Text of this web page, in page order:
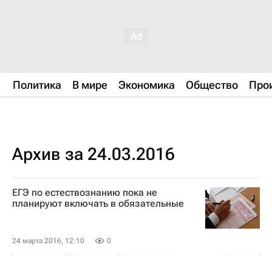
Политика В мире Экономика Общество
Архив за 24.03.2016
ЕГЭ по естествознанию пока не
планируют включать в обязательные
24 марта 2016, 12:10 0